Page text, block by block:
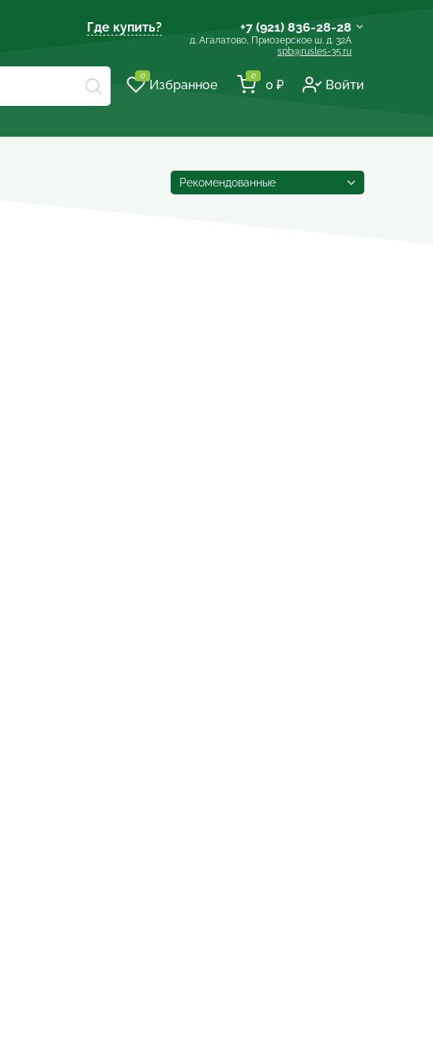
Где купить? +7 (921) 836-28-28
д. Агалатово, Приозерское ш. д. 32А
spb@rusles-35.ru
+7 (903) 684-62-00
+7 (921) 837-16-16
0
Избранное
0
0 ₽ Войти
Рекомендованные